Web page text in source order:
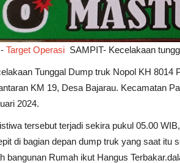
- Target Operasi SAMPIT- Kecelakaan
Tunggal Dump truk Nopol KH 8014
KM 19, Desa Bajarau. Kecamatan
2024.
tersebut terjadi sekira pukul 05.00
di bagian depan dump truk yang saat
bangunan Rumah ikut Hangus
PALANGKA RAYA